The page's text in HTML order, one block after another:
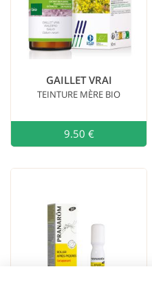
GAILLET VRAI
TEINTURE MÈRE BIO
9.50 €